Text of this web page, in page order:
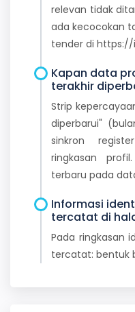
relevan tidak
ada kecocokan
tender di
Kapan data
terakhir
Strip
diperbarui"
sinkron
ringkasan
terbaru pada
Informasi
tercatat di
Pada ringkasan
tercatat: bentuk